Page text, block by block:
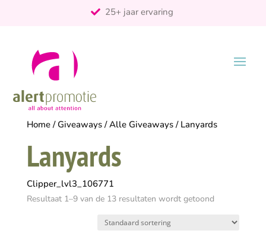
ontzorgt
Home/ Giveaways/Alle Giveaways/ Lanyards
Lanyards
Clipper_lvl3_106771
Resultaat 1–9 van de 13 resultaten wordt getoond